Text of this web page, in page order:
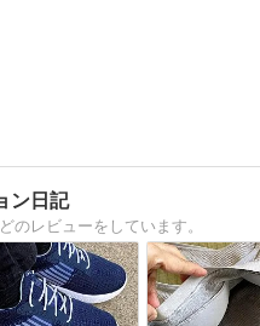
ン日記
のレビューをしています。